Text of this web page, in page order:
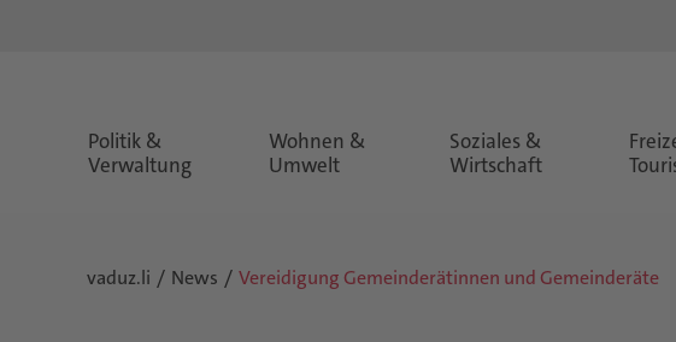
Politik &
Verwaltung
Wohnen &
Umwelt
Soziales &
Wirtschaft
vaduz.li News Vereidigung Gemeinderätinnen und Gemeinderäte